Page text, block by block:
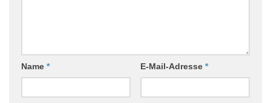
Name * E-Mail-Adresse *